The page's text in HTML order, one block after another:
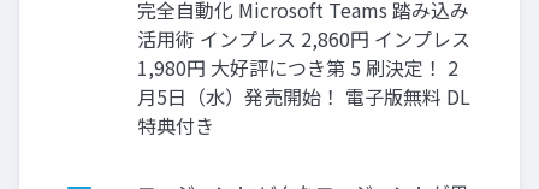
完全自動化 Microsoft Teams 踏み込み
活用術 インプレス 2,860円 インプレス
1,980円 大好評につき第 5 刷決定！ 2
月5日（水）発売開始！ 電子版無料 DL
特典付き